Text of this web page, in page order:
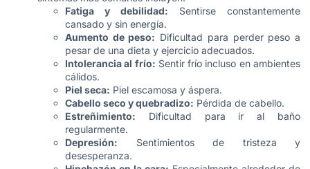
Fatiga y debilidad: Sentirse constantemente
cansado y sin energía.
Aumento de peso: Dificultad para perder peso a
pesar de una dieta y ejercicio adecuados.
Intolerancia al frío: Sentir frío incluso en ambientes
cálidos.
Piel seca: Piel escamosa y áspera.
Cabello seco y quebradizo: Pérdida de cabello.
Estreñimiento: Dificultad para ir al baño
regularmente.
Depresión: Sentimientos de tristeza y
desesperanza.